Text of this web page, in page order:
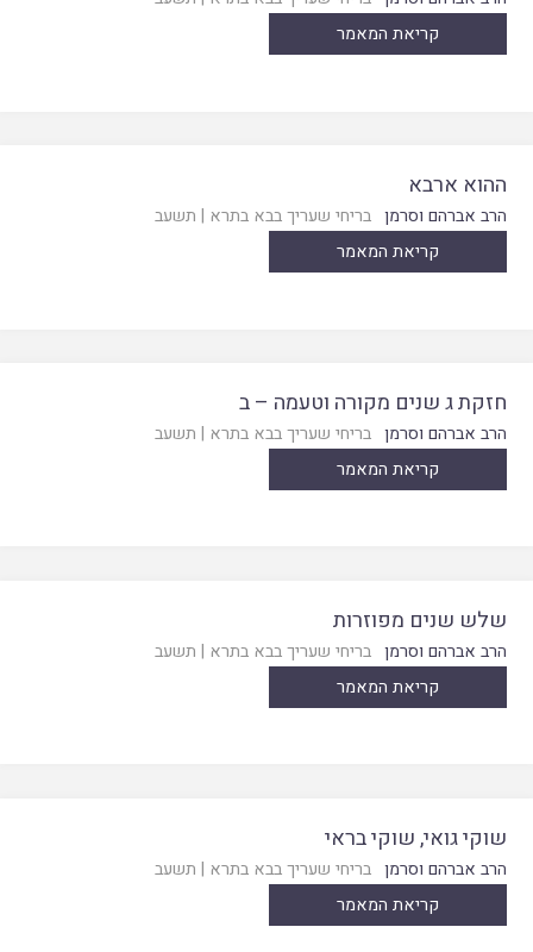
קריאת המאמר
ההוא ארבא
הרב אברהם וסרמן בריחי שעריך בבא בתרא | תשעב
קריאת המאמר
חזקת ג שנים מקורה וטעמה – ב
הרב אברהם וסרמן בריחי שעריך בבא בתרא | תשעב
קריאת המאמר
שלש שנים מפוזרות
הרב אברהם וסרמן בריחי שעריך בבא בתרא | תשעב
קריאת המאמר
שוקי גואי, שוקי בראי
הרב אברהם וסרמן בריחי שעריך בבא בתרא | תשעב
קריאת המאמר